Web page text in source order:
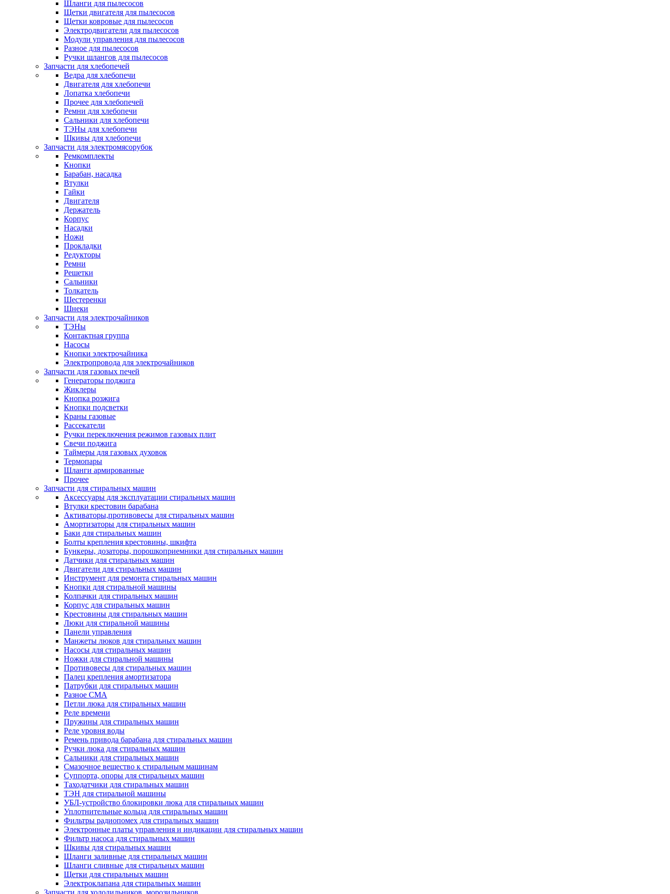
Шланги для пылесосов
Щетки двигателя для пылесосов
Щетки ковровые для пылесосов
Электродвигатели для пылесосов
Модули управления для пылесосов
Разное для пылесосов
Ручки шлангов для пылесосов
Запчасти для хлебопечей
Ведра для хлебопечи
Двигателя для хлебопечи
Лопатка хлебопечи
Прочее для хлебопечей
Ремни для хлебопечи
Сальники для хлебопечи
ТЭНы для хлебопечи
Шкивы для хлебопечи
Запчасти для электромясорубок
Ремкомплекты
Кнопки
Барабан, насадка
Втулки
Гайки
Двигателя
Держатель
Корпус
Насадки
Ножи
Прокладки
Редукторы
Ремни
Решетки
Сальники
Толкатель
Шестеренки
Шнеки
Запчасти для электрочайников
ТЭНы
Контактная группа
Насосы
Кнопки электрочайника
Электропровода для электрочайников
Запчасти для газовых печей
Генераторы поджига
Жиклеры
Кнопка розжига
Кнопки подсветки
Краны газовые
Рассекатели
Ручки переключения режимов газовых плит
Свечи поджига
Таймеры для газовых духовок
Термопары
Шланги армированные
Прочее
Запчасти для стиральных машин
Аксессуары для эксплуатации стиральных машин
Втулки крестовин барабана
Активаторы,противовесы для стиральных машин
Амортизаторы для стиральных машин
Баки для стиральных машин
Болты крепления крестовины, шкифта
Бункеры, дозаторы, порошкоприемники для стиральных машин
Датчики для стиральных машин
Двигатели для стиральных машин
Инструмент для ремонта стиральных машин
Кнопки для стиральной машины
Колпачки для стиральных машин
Корпус для стиральных машин
Крестовины для стиральных машин
Люки для стиральной машины
Панели управления
Манжеты люков для стиральных машин
Насосы для стиральных машин
Ножки для стиральной машины
Противовесы для стиральных машин
Палец крепления амортизатора
Патрубки для стиральных машин
Разное СМА
Петли люка для стиральных машин
Реле времени
Пружины для стиральных машин
Реле уровня воды
Ремень привода барабана для стиральных машин
Ручки люка для стиральных машин
Сальники для стиральных машин
Смазочное вещество к стиральным машинам
Суппорта, опоры для стиральных машин
Таходатчики для стиральных машин
ТЭН для стиральной машины
УБЛ-устройство блокировки люка для стиральных машин
Уплотнительные кольца для стиральных машин
Фильтры радиопомех для стиральных машин
Электронные платы управления и индикации для стиральных машин
Фильтр насоса для стиральных машин
Шкивы для стиральных машин
Шланги заливные для стиральных машин
Шланги сливные для стиральных машин
Щетки для стиральных машин
Электроклапана для стиральных машин
Запчасти для холодильников, морозильников